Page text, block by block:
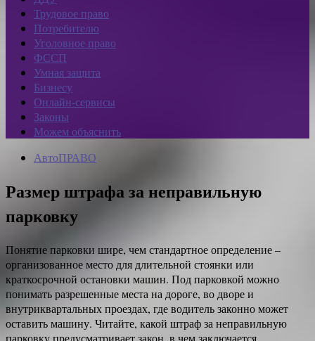
Трудовое право
Потребителю
Уголовное право
ФССП
Умная защита
Бизнесу
Онлайн-сервисы
Законы
Можем объяснить
АвтоПРАВО
Размер штрафа за неправильную
парковку
Понятие парковки шире, чем стандартное определение –
организованное место для длительной стоянки или
краткосрочной остановки машин. Под парковкой можно
понимать разрешенные места на дороге, во дворе и
внутриквартальных проездах, где водитель законно может
оставить машину. Читайте, какой штраф за неправильную
парковку предусматривает закон, в чем заключается